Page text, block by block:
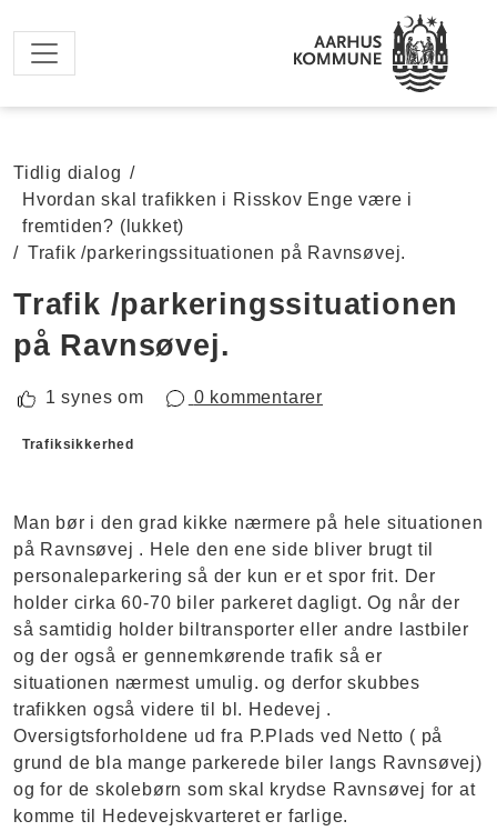
Tidlig dialog /
Hvordan skal trafikken i Risskov Enge være i
fremtiden? (lukket)
/ Trafik /parkeringssituationen på Ravnsøvej.
Trafik /parkeringssituationen
på Ravnsøvej.
1 synes om 0 kommentarer
Forslagskategorier
Trafiksikkerhed
Man bør i den grad kikke nærmere på hele situationen
på Ravnsøvej . Hele den ene side bliver brugt til
personaleparkering så der kun er et spor frit. Der
holder cirka 60-70 biler parkeret dagligt. Og når der
så samtidig holder biltransporter eller andre lastbiler
og der også er gennemkørende trafik så er
situationen nærmest umulig. og derfor skubbes
trafikken også videre til bl. Hedevej .
Oversigtsforholdene ud fra P.Plads ved Netto ( på
grund de bla mange parkerede biler langs Ravnsøvej)
og for de skolebørn som skal krydse Ravnsøvej for at
komme til Hedevejskvarteret er farlige.